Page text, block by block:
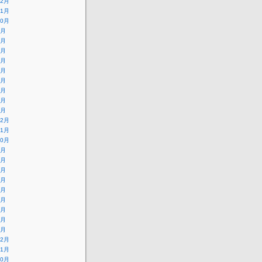
月
月
月
月
月
月
月
月